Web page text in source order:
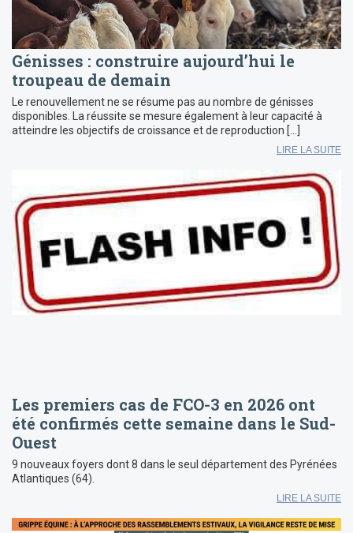
Génisses : construire aujourd’hui le
troupeau de demain
Le renouvellement ne se résume pas au nombre de génisses
disponibles. La réussite se mesure également à leur capacité à
atteindre les objectifs de croissance et de reproduction […]
LIRE LA SUITE
Les premiers cas de FCO-3 en 2026 ont
été confirmés cette semaine dans le Sud-
Ouest
9 nouveaux foyers dont 8 dans le seul département des Pyrénées
Atlantiques (64).
LIRE LA SUITE